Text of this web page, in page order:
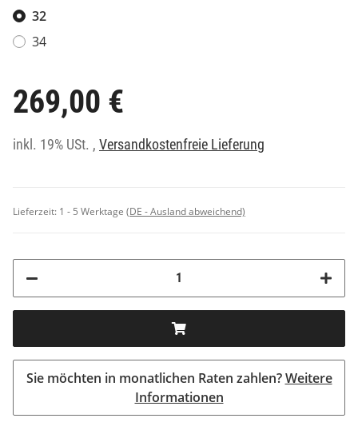
32
34
269,00 €
inkl. 19% USt. , Versandkostenfreie Lieferung
Lieferzeit: 1 - 5 Werktage (DE - Ausland abweichend)
Sie möchten in monatlichen Raten zahlen?Weitere
Informationen